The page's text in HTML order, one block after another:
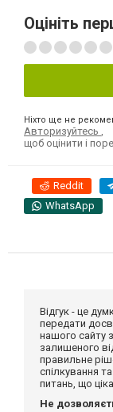
Оцініть
Ніхто ще не
Авторизуйтесь
щоб оцінити і
Reddit
WhatsApp
Відгук - це
передати
нашого сайту
залишеного
правильне
спілкування
питань, що
Не